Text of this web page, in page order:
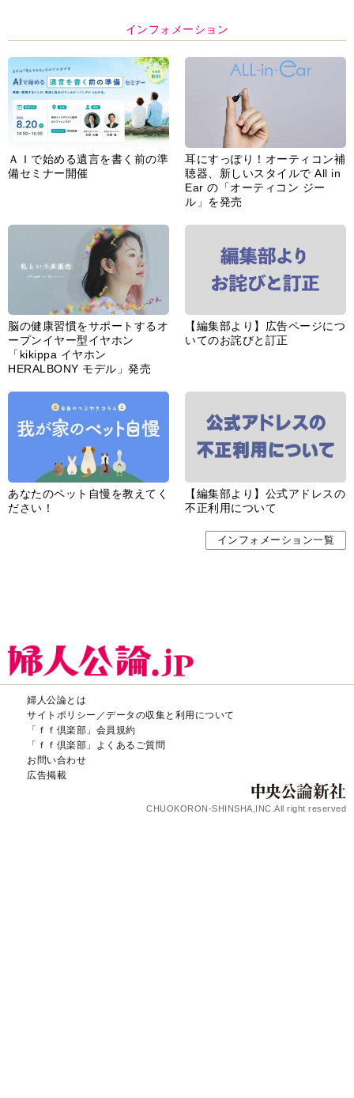
インフォメーション
ＡＩで始める遺言を書く前の準
備セミナー開催
耳にすっぽり！オーティコン補
聴器、新しいスタイルで All in
Ear の「オーティコン ジー
ル」を発売
脳の健康習慣をサポートするオ
ープンイヤー型イヤホン
「kikippa イヤホン
HERALBONY モデル」発売
【編集部より】広告ページにつ
いてのお詫びと訂正
あなたのペット自慢を教えてく
ださい！
【編集部より】公式アドレスの
不正利用について
インフォメーション一覧
婦人公論とは
サイトポリシー／データの収集と利用について
「ｆｆ倶楽部」会員規約
「ｆｆ倶楽部」よくあるご質問
お問い合わせ
広告掲載
CHUOKORON-SHINSHA,INC.All right reserved